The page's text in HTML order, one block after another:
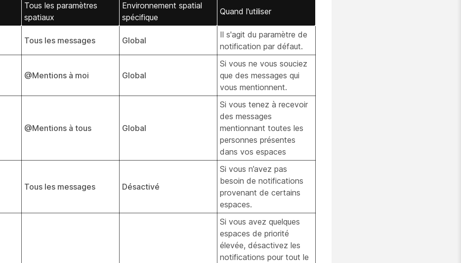
Tous les paramètres
spatiaux
Environnement spatial
spécifique
Quand l'utiliser
Tous les messages Global
Il s'agit du paramètre de
notification par défaut.
@Mentions à moi Global
Si vous ne vous souciez
que des messages qui
vous mentionnent.
@Mentions à tous Global
Si vous tenez à recevoir
des messages
mentionnant toutes les
personnes présentes
dans vos espaces
Tous les messages Désactivé
Si vous n’avez pas
besoin de notifications
provenant de certains
espaces.
Si vous avez quelques
espaces de priorité
élevée, désactivez les
notifications pour tout le